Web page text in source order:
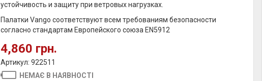
устойчивость и защиту при ветровых нагрузках.
Палатки Vango соответствуют всем требованиям безопасности
согласно стандартам Европейского союза EN5912
4,860 грн.
Артикул: 922511
НЕМАЄ В НАЯВНОСТІ